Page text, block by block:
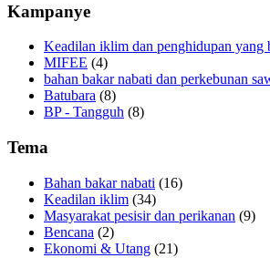
Kampanye
Keadilan iklim dan penghidupan yang
MIFEE (4)
bahan bakar nabati dan perkebunan
Batubara (8)
BP - Tangguh (8)
Tema
Bahan bakar nabati (16)
Keadilan iklim (34)
Masyarakat pesisir dan perikanan (9)
Bencana (2)
Ekonomi & Utang (21)